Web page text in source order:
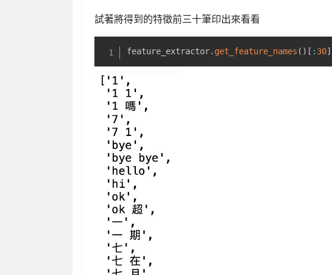
試著將得到的特徵前三十筆印出來看看
feature_extractor. get_feature_names ( ) [ : 30]